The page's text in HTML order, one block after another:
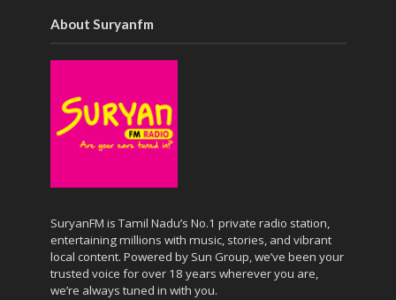
About Suryanfm
SuryanFM is Tamil Nadu’s No.1 private radio station,
entertaining millions with music, stories, and vibrant
local content. Powered by Sun Group, we’ve been your
trusted voice for over 18 years wherever you are,
we’re always tuned in with you.